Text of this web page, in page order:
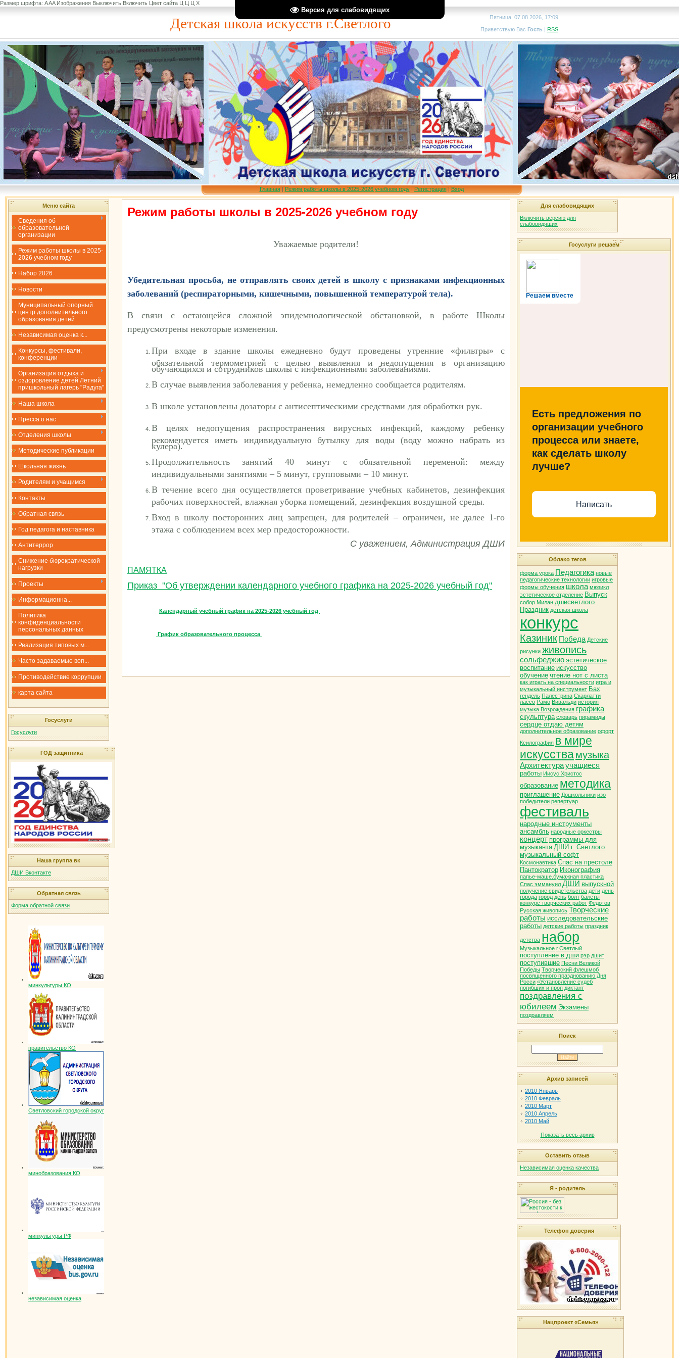
Версия для слабовидящих
Размер шрифта: AAAИзображения Выключить Включить Цвет сайта Ц Ц Ц Х
Детская школа искусств г.Светлого
Пятница, 07.08.2026, 17:09
Приветствую Вас Гость| RSS
Главная| Режим работы школы в 2025-2026 учебном году| Регистрация| Вход
Меню сайта
Сведения об
образовательной
организации
Режим работы школы в 2025-
2026 учебном году
Набор 2026
Новости
Муниципальный опорный
центр дополнительного
образования детей
Независимая оценка к...
Конкурсы, фестивали,
конференции
Организация отдыха и
оздоровление детей Летний
пришкольный лагерь "Радуга"
Наша школа
Пресса о нас
Отделения школы
Методические публикации
Школьная жизнь
Родителям и учащимся
Контакты
Обратная связь
Год педагога и наставника
Антитеррор
Снижение бюрократической
нагрузки
Проекты
​​​​​​​Информационна...
Политика
конфиденциальности
персональных данных
Реализация типовых м...
Часто задаваемые воп...
Противодействие коррупции
карта сайта
Госуслуги
Госуслуги
ГОД защитника
Наша группа вк
ДШИ Вконтакте
Обратная связь
Форма обратной связи
минкультуры КО
правительство КО
Светловский городской округ
минобразования КО
минкультуры РФ
независимая оценка
Режим работы школы в 2025-2026 учебном году
Уважаемые родители!
Убедительная просьба, не отправлять своих детей в школу с признаками инфекционных
заболеваний (респираторными, кишечными, повышенной температурой тела).
В связи с остающейся сложной эпидемиологической обстановкой, в работе Школы
предусмотрены некоторые изменения.
При входе в здание школы ежедневно будут проведены утренние «фильтры» с
обязательной термометрией с целью выявления и недопущения в организацию
обучающихся и сотрудников школы с инфекционными заболеваниями.
В случае выявления заболевания у ребенка, немедленно сообщается родителям.
В школе установлены дозаторы с антисептическими средствами для обработки рук.
В целях недопущения распространения вирусных инфекций, каждому ребенку
рекомендуется иметь индивидуальную бутылку для воды (воду можно набрать из
кулера).
Продолжительность занятий 40 минут с обязательной переменой: между
индивидуальными занятиями – 5 минут, групповыми – 10 минут.
В течение всего дня осуществляется проветривание учебных кабинетов, дезинфекция
рабочих поверхностей, влажная уборка помещений, дезинфекция воздушной среды.
Вход в школу посторонних лиц запрещен, для родителей – ограничен, не далее 1-го
этажа с соблюдением всех мер предосторожности.
С уважением, Aдминистрация ДШИ
ПАМЯТКА
Приказ "Об утверждении календарного учебного графика на 2025-2026 учебный год"
Календарный учебный график на 2025-2026 учебный год
График образовательного процесса
Для слабовидящих
Включить версию для
слабовидящих
Госуслуги решаем
Решаем вместе
Есть предложения по
организации учебного
процесса или знаете,
как сделать школу
лучше?
Написать
Облако тегов
форма урока Педагогика новые
педагогические технологии игровые
формы обучения школа мюзикл
эстетическое отделение Выпуск
собор Милан дшисветлого
Праздник детская школа
конкурс
Казиник Победа Детские
рисунки живопись
сольфеджио эстетическое
воспитание искусство
обучение чтение нот с листа
как играть на специальности игра и
музыкальный инструмент Бах
гендель Палестрина Скарлатти
лассо Рамо Вивальди история
музыка Возрождения графика
скульптура словарь пирамиды
сердце отдаю детям
дополнительное образование офорт
Ксилография в мире
искусствамузыка
Архитектураучащиеся
работы Иисус Христос
образование методика
приглашение Дошкольники изо
победители репертуар
фестиваль
народные инструменты
ансамбль народные оркестры
концерт программы для
музыканта ДШИ г. Светлого
музыкальный софт
Космонавтика Спас на престоле
Пантократор Иконография
папье-маше.бумажная пластика
Спас эммануил ДШИ выпускной
получение свидетельства дети день
города город день болт балеты
конкурс творческих работ Федотов
Русская живопись Творческие
работы исследовательские
работы детские работы праздник
детства набор
Музыкальное г.Светлый
поступление в дши рэр дшит
поступившие Песни Великой
Победы Творческий флешмоб
посвященного празднованию Дня
Росси «Установление судеб
погибших и проп диктант
поздравления с
юбилеем Экзамены
поздравляем
Поиск
Архив записей
2010 Январь
2010 Февраль
2010 Март
2010 Апрель
2010 Май
Показать весь архив
Оставить отзыв
Независимая оценка качества
Я - родитель
Телефон доверия
Нацпроект «Семья»